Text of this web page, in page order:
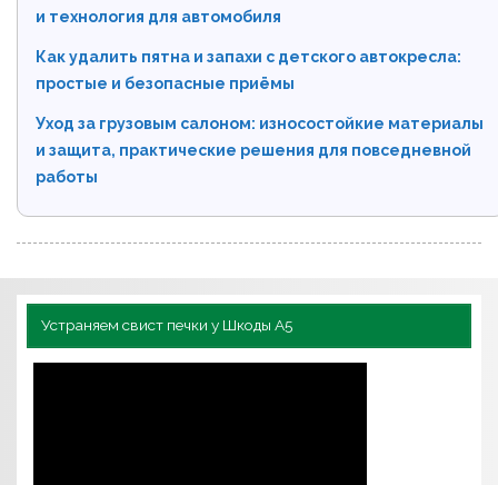
и технология для автомобиля
Как удалить пятна и запахи с детского автокресла:
простые и безопасные приёмы
Уход за грузовым салоном: износостойкие материалы
и защита, практические решения для повседневной
работы
Устраняем свист печки у Шкоды А5